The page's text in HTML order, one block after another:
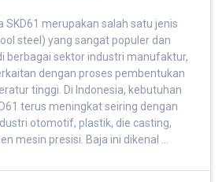
SKD61 merupakan salah satu jenis
steel) yang sangat populer dan
berbagai sektor industri manufaktur,
dengan proses pembentukan
tinggi. Di Indonesia, kebutuhan
terus meningkat seiring dengan
otomotif, plastik, die casting,
mesin presisi. Baja ini dikenal …